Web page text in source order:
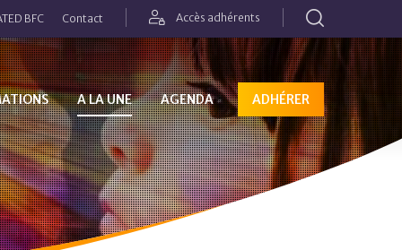
BFC Contact Accès adhérents
A LA UNE AGENDA ADHÉRER